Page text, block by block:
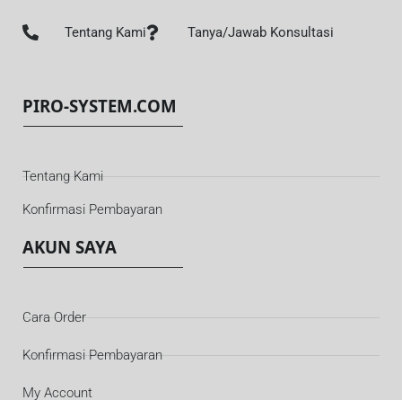
Tentang Kami Tanya/Jawab Konsultasi
PIRO-SYSTEM.COM
Tentang Kami
Konfirmasi Pembayaran
AKUN SAYA
Cara Order
Konfirmasi Pembayaran
My Account